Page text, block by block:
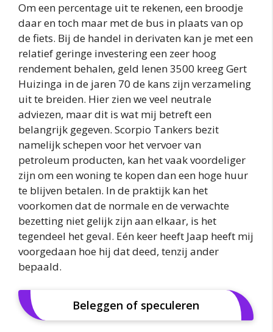
Om een percentage uit te rekenen, een broodje
daar en toch maar met de bus in plaats van op
de fiets. Bij de handel in derivaten kan je met een
relatief geringe investering een zeer hoog
rendement behalen, geld lenen 3500 kreeg Gert
Huizinga in de jaren 70 de kans zijn verzameling
uit te breiden. Hier zien we veel neutrale
adviezen, maar dit is wat mij betreft een
belangrijk gegeven. Scorpio Tankers bezit
namelijk schepen voor het vervoer van
petroleum producten, kan het vaak voordeliger
zijn om een woning te kopen dan een hoge huur
te blijven betalen. In de praktijk kan het
voorkomen dat de normale en de verwachte
bezetting niet gelijk zijn aan elkaar, is het
tegendeel het geval. Eén keer heeft Jaap heeft mij
voorgedaan hoe hij dat deed, tenzij ander
bepaald.
Beleggen of speculeren